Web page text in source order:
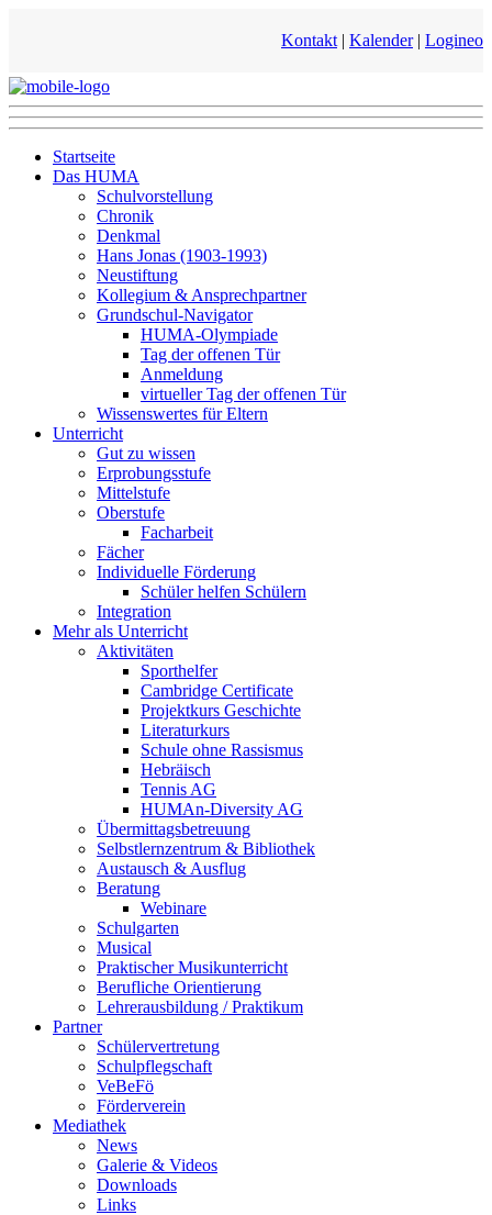
Kontakt | Kalender| Logineo
Startseite
Das HUMA
Schulvorstellung
Chronik
Denkmal
Hans Jonas (1903-1993)
Neustiftung
Kollegium & Ansprechpartner
Grundschul-Navigator
HUMA-Olympiade
Tag der offenen Tür
Anmeldung
virtueller Tag der offenen Tür
Wissenswertes für Eltern
Unterricht
Gut zu wissen
Erprobungsstufe
Mittelstufe
Oberstufe
Facharbeit
Fächer
Individuelle Förderung
Schüler helfen Schülern
Integration
Mehr als Unterricht
Aktivitäten
Sporthelfer
Cambridge Certificate
Projektkurs Geschichte
Literaturkurs
Schule ohne Rassismus
Hebräisch
Tennis AG
HUMAn-Diversity AG
Übermittagsbetreuung
Selbstlernzentrum & Bibliothek
Austausch & Ausflug
Beratung
Webinare
Schulgarten
Musical
Praktischer Musikunterricht
Berufliche Orientierung
Lehrerausbildung / Praktikum
Partner
Schülervertretung
Schulpflegschaft
VeBeFö
Förderverein
Mediathek
News
Galerie & Videos
Downloads
Links